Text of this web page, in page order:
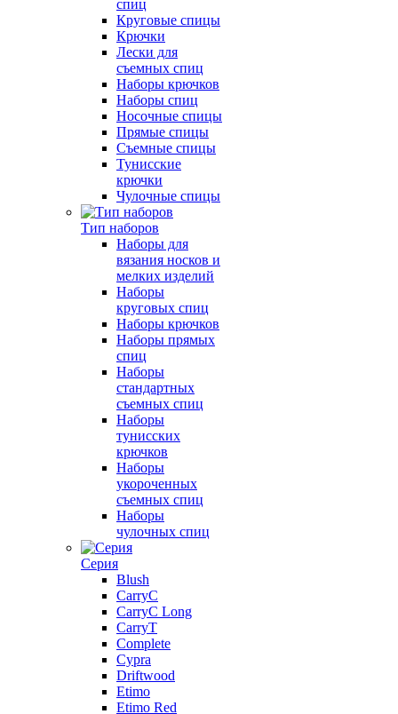
спиц
Круговые спицы
Крючки
Лески для
съемных спиц
Наборы крючков
Наборы спиц
Носочные спицы
Прямые спицы
Съемные спицы
Тунисские
крючки
Чулочные спицы
Тип наборов
Наборы для
вязания носков и
мелких изделий
Наборы
круговых спиц
Наборы крючков
Наборы прямых
спиц
Наборы
стандартных
съемных спиц
Наборы
тунисских
крючков
Наборы
укороченных
съемных спиц
Наборы
чулочных спиц
Серия
Blush
CarryC
CarryC Long
CarryT
Complete
Cypra
Driftwood
Etimo
Etimo Red